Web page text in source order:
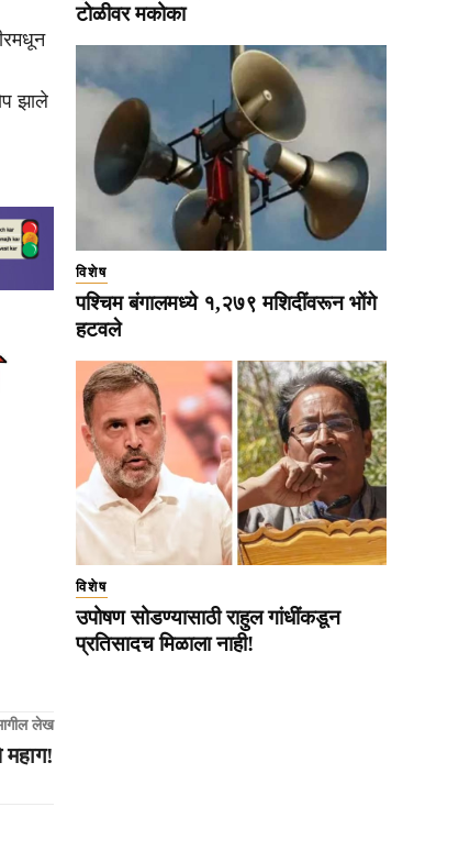
झाले
लेख
महाग!
टोळीवर मकोका
विशेष
पश्चिम बंगालमध्ये १,२७९ मशिदींवरून भोंगे
हटवले
विशेष
उपोषण सोडण्यासाठी राहुल गांधींकडून
प्रतिसादच मिळाला नाही!